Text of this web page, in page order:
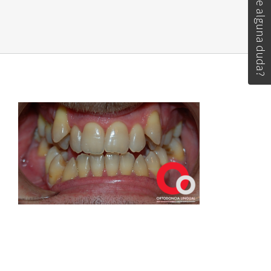
Tiene alguna duda?